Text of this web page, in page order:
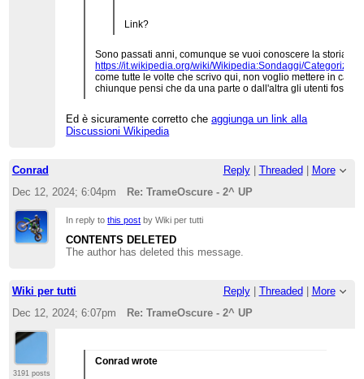
Link?
Sono passati anni, comunque se vuoi conoscere la storia è
https://it.wikipedia.org/wiki/Wikipedia:Sondaggi/
come tutte le volte che scrivo qui, non voglio mettere in
chiunque pensi che da una parte o dall'altra gli utenti
Ed è sicuramente corretto cheaggiunga un link alla
Discussioni Wikipedia
Conrad Reply| Threaded
More
Dec 12, 2024; 6:04pm
Re: TrameOscure - 2^ UP
In reply tothis post by Wiki per tutti
CONTENTS DELETED
The author has deleted this message.
Wiki per tutti Reply| Threaded
More
Dec 12, 2024; 6:07pm
Re: TrameOscure - 2^ UP
3191 posts
Conrad wrote